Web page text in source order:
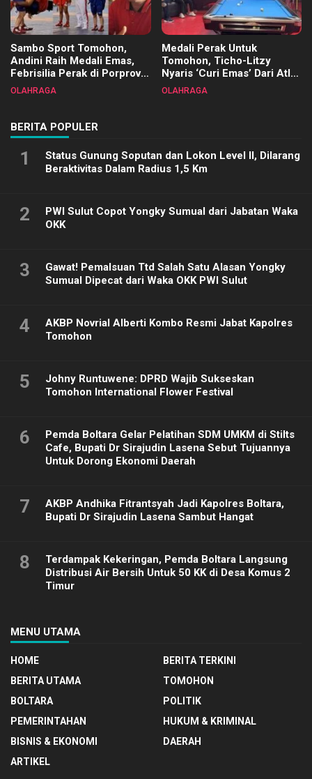
Sambo Sport Tomohon,
Andini Raih Medali Emas,
Febrisilia Perak di Porprov
Sulut 2025
OLAHRAGA
Medali Perak Untuk
Tomohon, Ticho-Litzy
Nyaris ‘Curi Emas’ Dari Atlet
Biliar PON di Porprov Sulut
OLAHRAGA
BERITA POPULER
1
Status Gunung Soputan dan Lokon Level II, Dilarang
Beraktivitas Dalam Radius 1,5 Km
2
PWI Sulut Copot Yongky Sumual dari Jabatan Waka
OKK
3
Gawat! Pemalsuan Ttd Salah Satu Alasan Yongky
Sumual Dipecat dari Waka OKK PWI Sulut
4
AKBP Novrial Alberti Kombo Resmi Jabat Kapolres
Tomohon
5
Johny Runtuwene: DPRD Wajib Sukseskan
Tomohon International Flower Festival
6
Pemda Boltara Gelar Pelatihan SDM UMKM di Stilts
Cafe, Bupati Dr Sirajudin Lasena Sebut Tujuannya
Untuk Dorong Ekonomi Daerah
7
AKBP Andhika Fitrantsyah Jadi Kapolres Boltara,
Bupati Dr Sirajudin Lasena Sambut Hangat
8
Terdampak Kekeringan, Pemda Boltara Langsung
Distribusi Air Bersih Untuk 50 KK di Desa Komus 2
Timur
MENU UTAMA
HOME
BERITA TERKINI
BERITA UTAMA
TOMOHON
BOLTARA
POLITIK
PEMERINTAHAN
HUKUM & KRIMINAL
BISNIS & EKONOMI
DAERAH
ARTIKEL